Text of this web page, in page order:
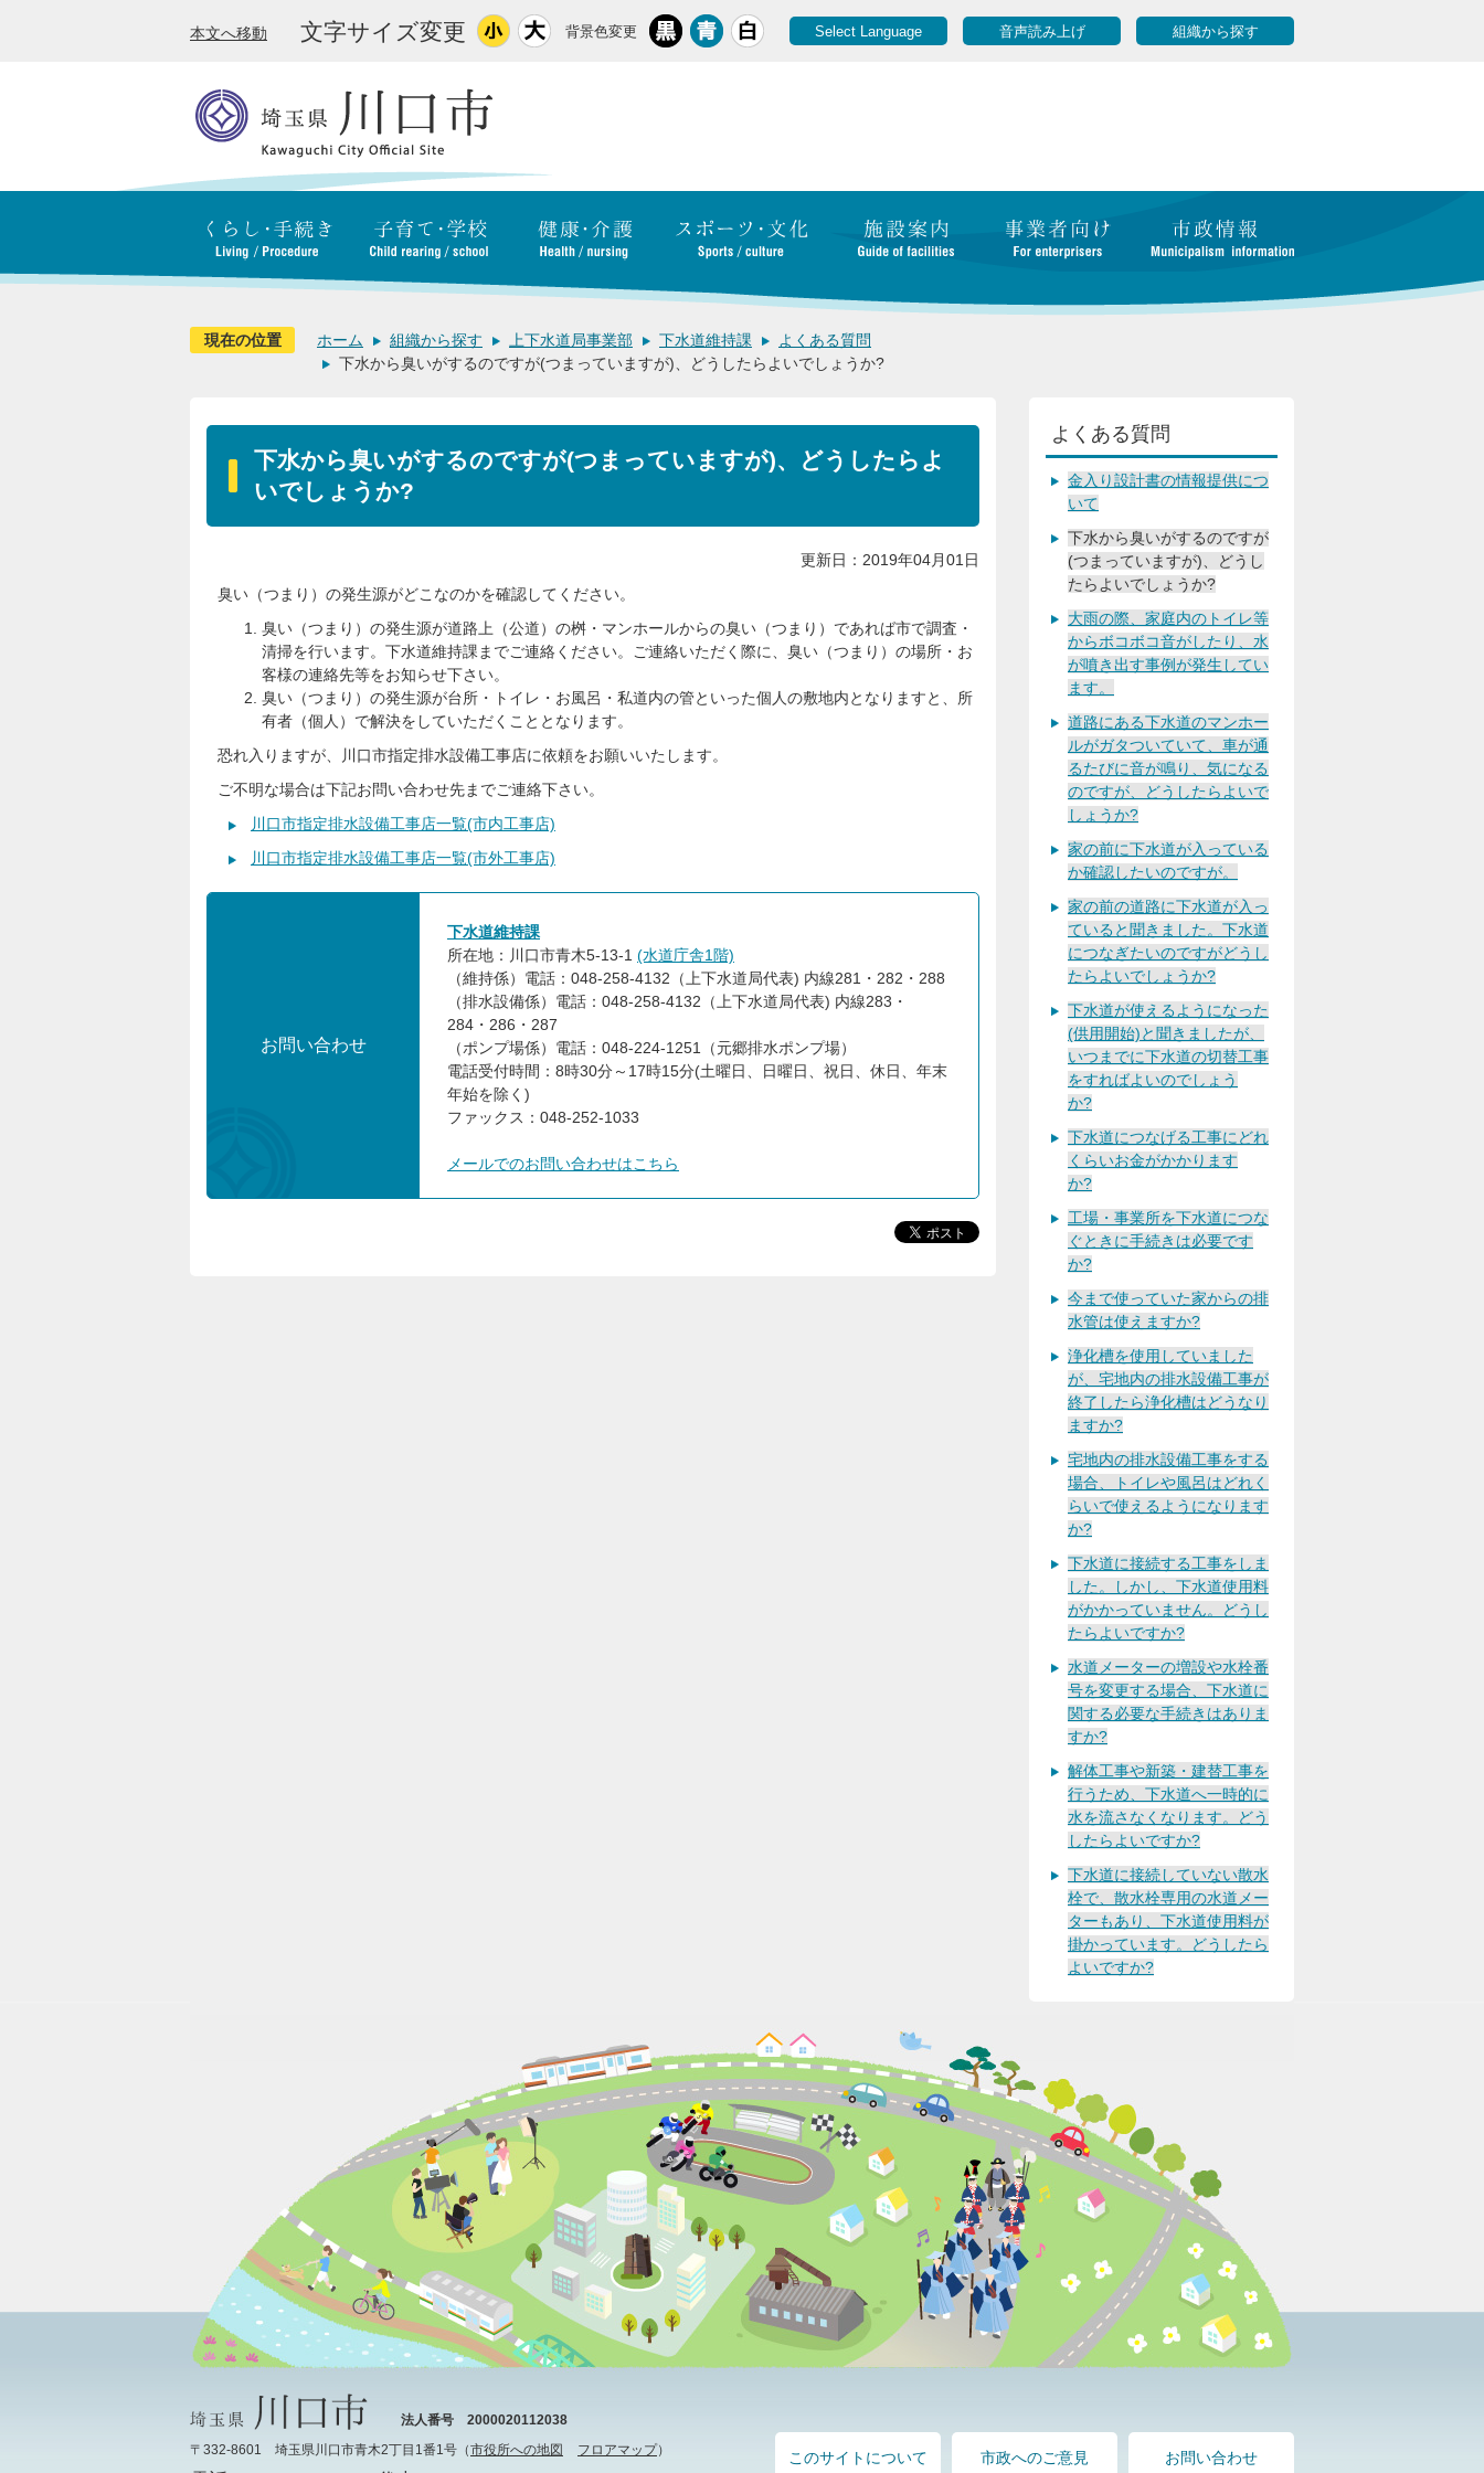
本文へ移動 文字サイズ変更 背景色変更 Select Language 音声読み上げ 組織から探す
現在の位置 ホーム 組織から探す 上下水道局事業部 下水道維持課
よくある質問
下水から臭いがするのですが(つまっていますが)、どうしたらよいでしょうか?
下水から臭いがするのですが(つまっていますが)、どうしたらよ
いでしょうか?
更新日：2019年04月01日
臭い（つまり）の発生源がどこなのかを確認してください。
臭い（つまり）の発生源が道路上（公道）の桝・マンホールからの臭い（つまり）であれば市で調査・
清掃を行います。下水道維持課までご連絡ください。ご連絡いただく際に、臭い（つまり）の場所・お
客様の連絡先等をお知らせ下さい。
臭い（つまり）の発生源が台所・トイレ・お風呂・私道内の管といった個人の敷地内となりますと、所
有者（個人）で解決をしていただくこととなります。
恐れ入りますが、川口市指定排水設備工事店に依頼をお願いいたします。
ご不明な場合は下記お問い合わせ先までご連絡下さい。
川口市指定排水設備工事店一覧(市内工事店)
川口市指定排水設備工事店一覧(市外工事店)
お問い合わせ
下水道維持課
所在地：川口市青木5-13-1 (水道庁舎1階)
（維持係）電話：048-258-4132（上下水道局代表) 内線281・282・288
（排水設備係）電話：048-258-4132（上下水道局代表) 内線283・
284・286・287
（ポンプ場係）電話：048-224-1251（元郷排水ポンプ場）
電話受付時間：8時30分～17時15分(土曜日、日曜日、祝日、休日、年末
年始を除く)
ファックス：048-252-1033
メールでのお問い合わせはこちら
よくある質問
金入り設計書の情報提供につ
いて
下水から臭いがするのですが
(つまっていますが)、どうし
たらよいでしょうか?
大雨の際、家庭内のトイレ等
からボコボコ音がしたり、水
が噴き出す事例が発生してい
ます。
道路にある下水道のマンホー
ルがガタついていて、車が通
るたびに音が鳴り、気になる
のですが、どうしたらよいで
しょうか?
家の前に下水道が入っている
か確認したいのですが。
家の前の道路に下水道が入っ
ていると聞きました。下水道
につなぎたいのですがどうし
たらよいでしょうか?
下水道が使えるようになった
(供用開始)と聞きましたが、
いつまでに下水道の切替工事
をすればよいのでしょう
か?
下水道につなげる工事にどれ
くらいお金がかかります
か?
工場・事業所を下水道につな
ぐときに手続きは必要です
か?
今まで使っていた家からの排
水管は使えますか?
浄化槽を使用していました
が、宅地内の排水設備工事が
終了したら浄化槽はどうなり
ますか?
宅地内の排水設備工事をする
場合、トイレや風呂はどれく
らいで使えるようになります
か?
下水道に接続する工事をしま
した。しかし、下水道使用料
がかかっていません。どうし
たらよいですか?
水道メーターの増設や水栓番
号を変更する場合、下水道に
関する必要な手続きはありま
すか?
解体工事や新築・建替工事を
行うため、下水道へ一時的に
水を流さなくなります。どう
したらよいですか?
下水道に接続していない散水
栓で、散水栓専用の水道メー
ターもあり、下水道使用料が
掛かっています。どうしたら
よいですか?
法人番号 2000020112038
〒332-8601 埼玉県川口市青木2丁目1番1号（市役所への地図 フロアマップ） このサイトについて 市政へのご意見 お問い合わせ